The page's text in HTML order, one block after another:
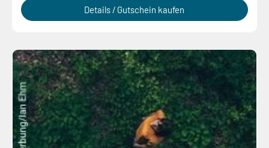
Details / Gutschein kaufen